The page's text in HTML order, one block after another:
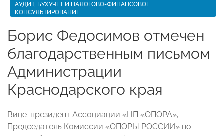
АУДИТ, БУХУЧЕТ И НАЛОГОВО-ФИНАНСОВОЕ
КОНСУЛЬТИРОВАНИЕ
Борис Федосимов отмечен
благодарственным письмом
Администрации
Краснодарского края
Вице-президент Ассоциации «НП «ОПОРА»,
Председатель Комиссии «ОПОРЫ РОССИИ» по